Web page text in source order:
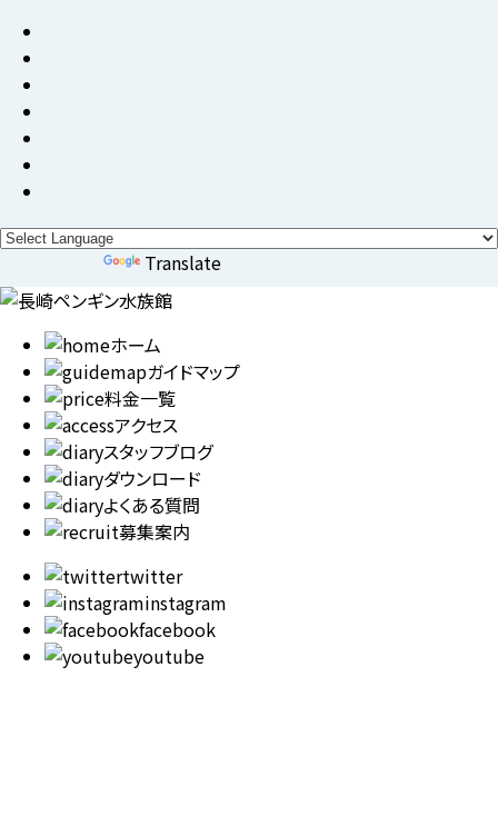
Translate
ホーム
ガイドマップ
料金一覧
アクセス
スタッフブログ
ダウンロード
よくある質問
募集案内
twitter
instagram
facebook
youtube